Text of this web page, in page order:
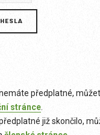
předplatné,
stránce
již skončilo,